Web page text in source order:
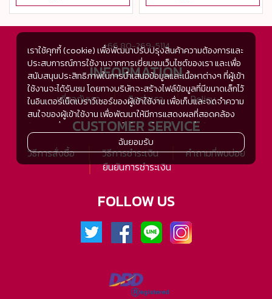
+66 80-269-5114
INFORMATION
เกี่ยวกับเรา ติดต่อเรา Policy
CUSTOMER SERVICE
วิธีการสั่งซื้อ วิธีการชำระเงิน
คำถามที่พบบ่อย
ยืนยันการชำระเงิน
FOLLOW US
เราใช้คุกกี้ (cookie) เพื่อพัฒนาปรับปรุงสินค้าความต้องการและ
ประสบการณ์การใช้งานจากการเยี่ยมชมเว็บไซต์ของเรา และเพื่อ
สนับสนุนประสิทธิภาพในการนำเสนอข้อมูลและเนื้อหาต่างๆ ที่ผู้เข้า
ใช้งานจะได้รับชม โดยทางบริษัทจะสร้างไฟล์ข้อมูลที่มีขนาดเล็กไว้
ในอินเตอร์เน็ตเบราว์เซอร์ของผู้เข้าใช้งาน เพื่อเก็บและจดจำความ
สนใจของผู้เข้าใช้งาน เพื่อพัฒนาให้มีการแสดงผลที่สอดคล้อง
กับความชื่นชอบและความสนใจในการใช้งาน และเพื่อพัฒนา
ประสิทธิภาพในการแสดงผลของข้อมูล รวมถึงเพื่ออำนวยความ
สะดวกในการให้บริการต่างๆ ภายในเว็บไซต์ของเรา และเมื่อผู้เข้า
ใช้งานกลับมาเยี่ยมชม หรือกลับเข้ามาใช้บริการในครั้งต่อไป แต่
การเก็บข้อมูลด้วยคุกกี้จะไม่ระบุตัวตนของผู้เข้าใช้งาน
บริการหรือได้รับมอบหมายให้กระทำแทนในนามของ www.tsh-
เมื่อผู้เข้าใช้งานมีการกลับมาเยี่ยมชมเว็บไซต์โดยไม่เปลี่ยนแปลง
การตั้งค่าคุกกี้บนอินเตอร์เน็ตเบราส์เซอร์ อุปกรณ์ของผู้ใช้งานจะ
เลือกเปลี่ยนแปลง หรือตั้งค่าการยอมรับคุกกี๊ได้ที่เมนู "การตั้งค่า"
ของอินเตอร์เน็ตเบราว์เซอร์ที่ใช้งานอยู่
ฉันยอมรับ